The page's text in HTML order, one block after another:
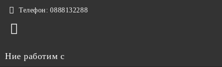
Телефон: 0888132288
Ние работим с